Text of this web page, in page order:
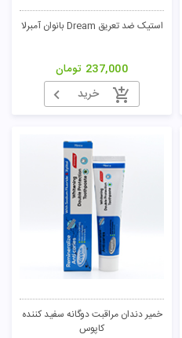
استیک ضد تعریق Dream بانوان آمبرلا
237,000 تومان
خرید
خمیر دندان مراقبت دوگانه سفید کننده
کاپوس